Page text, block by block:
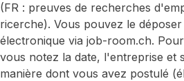
(FR : preuves de recherches
ricerche). Vous pouvez le
électronique via job-room.ch.
vous notez la date, l'entreprise et
manière dont vous avez postulé